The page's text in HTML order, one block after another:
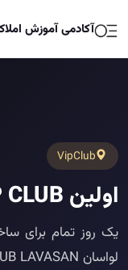
آکادمی آموزش
VipClub
اولین VIP CLUB املاک ایران
لواسان VIP CLUB LAVASAN هوای نو برای املاک